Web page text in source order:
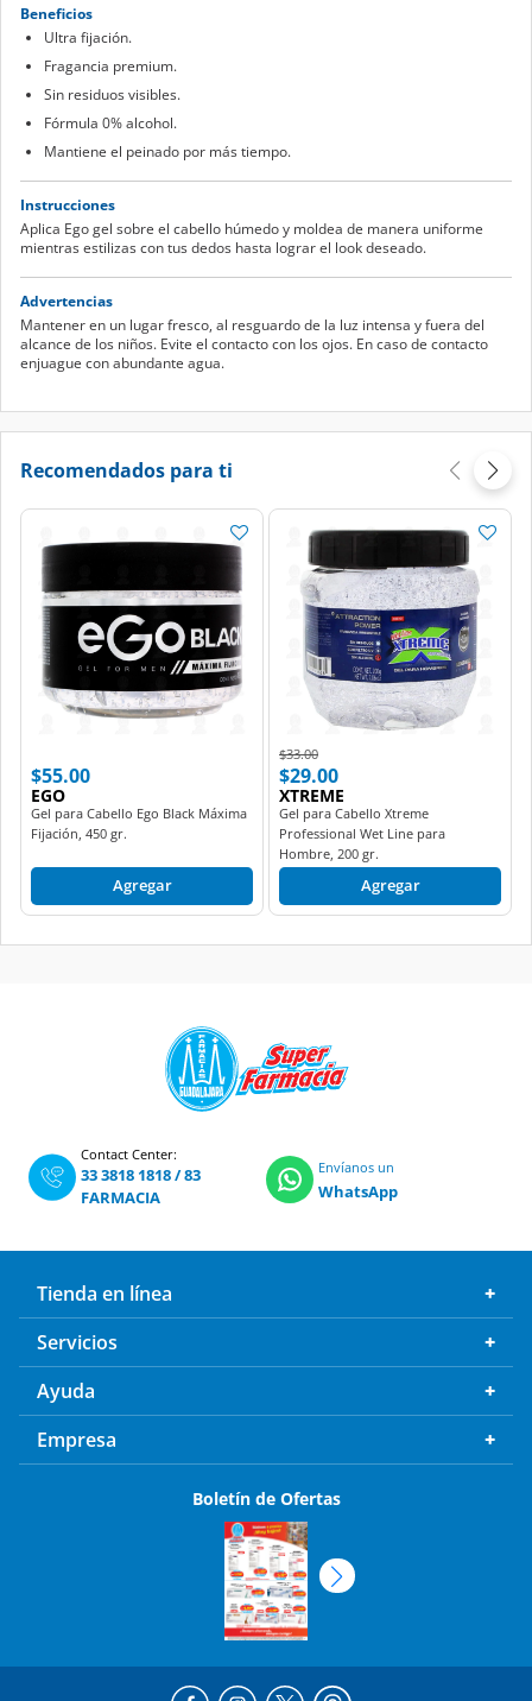
Beneficios
Ultra fijación.
Fragancia premium.
Sin residuos visibles.
Fórmula 0% alcohol.
Mantiene el peinado por más tiempo.
Instrucciones
Aplica Ego gel sobre el cabello húmedo y moldea de manera uniforme
mientras estilizas con tus dedos hasta lograr el look deseado.
Advertencias
Mantener en un lugar fresco, al resguardo de la luz intensa y fuera del
alcance de los niños. Evite el contacto con los ojos. En caso de contacto
enjuague con abundante agua.
Recomendados para ti
$55.00
EGO
Gel para Cabello Ego Black Máxima
Fijación, 450 gr.
Agregar
Price reduced from
$33.00to
$29.00
XTREME
Gel para Cabello Xtreme
Professional Wet Line para
Hombre, 200 gr.
Agregar
Contact Center:
33 3818 1818/83
FARMACIA
Envíanos un
WhatsApp
Tienda en línea
Servicios
Ayuda
Empresa
Boletín de Ofertas